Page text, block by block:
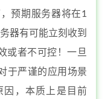
预期服务器将在1
器有可能立刻收到
或者不可控！一旦
于严谨的应用场景
因，本质上是目前